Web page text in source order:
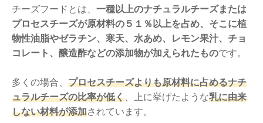
チーズフードとは、 一種以上のナチュラルチーズまたは
プロセスチーズが原材料の５１％以上を占め、そこに植
物性油脂やゼラチン、寒天、水あめ、レモン果汁、チョ
コレート、醸造酢などの添加物が加えられたものです。
多くの場合、 プロセスチーズよりも原材料に占めるナチ
ュラルチーズの比率が低く 、上に挙げたような乳に由来
しない材料が添加されています。